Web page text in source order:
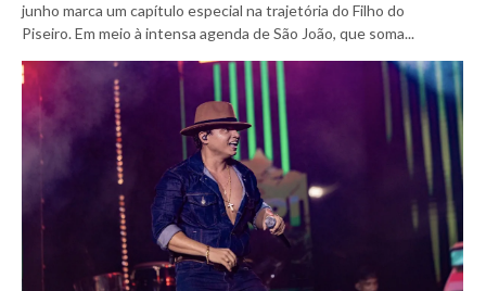
junho marca um capítulo especial na trajetória do Filho do
Piseiro. Em meio à intensa agenda de São João, que soma...